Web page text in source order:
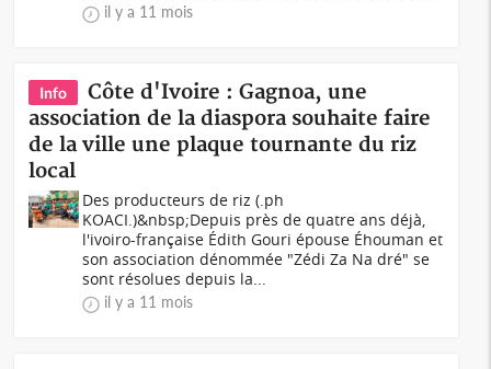
il y a 11 mois
Info
Côte d'Ivoire : Gagnoa, une
association de la diaspora souhaite faire
de la ville une plaque tournante du riz
local
Des producteurs de riz (.ph
KOACI.)&nbsp;Depuis près de quatre ans déjà,
l'ivoiro-française Édith Gouri épouse Éhouman et
son association dénommée "Zédi Za Na dré" se
sont résolues depuis la...
il y a 11 mois